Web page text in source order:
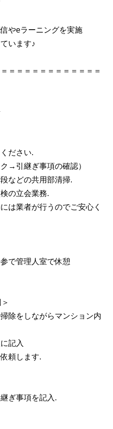
やeラーニングを実施
います♪
＝＝＝＝＝＝＝＝＝＝＝＝
ださい.
→引継ぎ事項の確認）
などの共用部清掃.
の立会業務.
は業者が行うのでご安心く
で管理人室で休憩
除をしながらマンション内
記入
頼します.
ぎ事項を記入.